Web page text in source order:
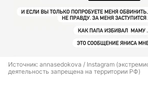
Источник: annasedokova / Instagram
деятельность запрещена на территории РФ)